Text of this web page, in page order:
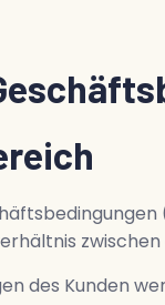
des Kunden